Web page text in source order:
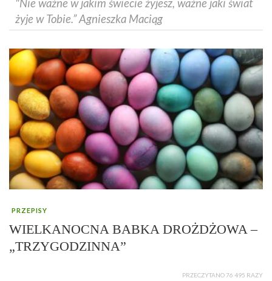
"Nie ważne w jakim świecie żyjesz, ważne jaki świat
żyje w Tobie.” Agnieszka Maciąg
PRZEPISY
WIELKANOCNA BABKA DROŻDŻOWA –
„TRZYGODZINNA”
PRZECZYTANO 76 495 RAZY